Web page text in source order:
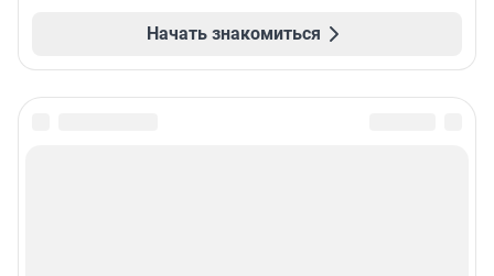
Начать знакомиться